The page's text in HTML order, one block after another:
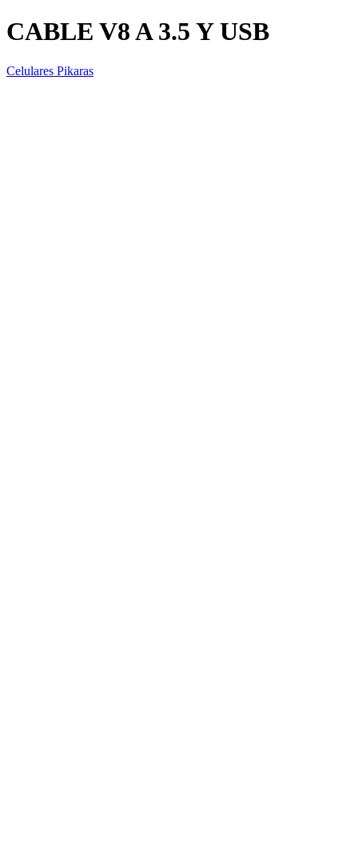
CABLE V8 A 3.5 Y USB
Celulares Pikaras